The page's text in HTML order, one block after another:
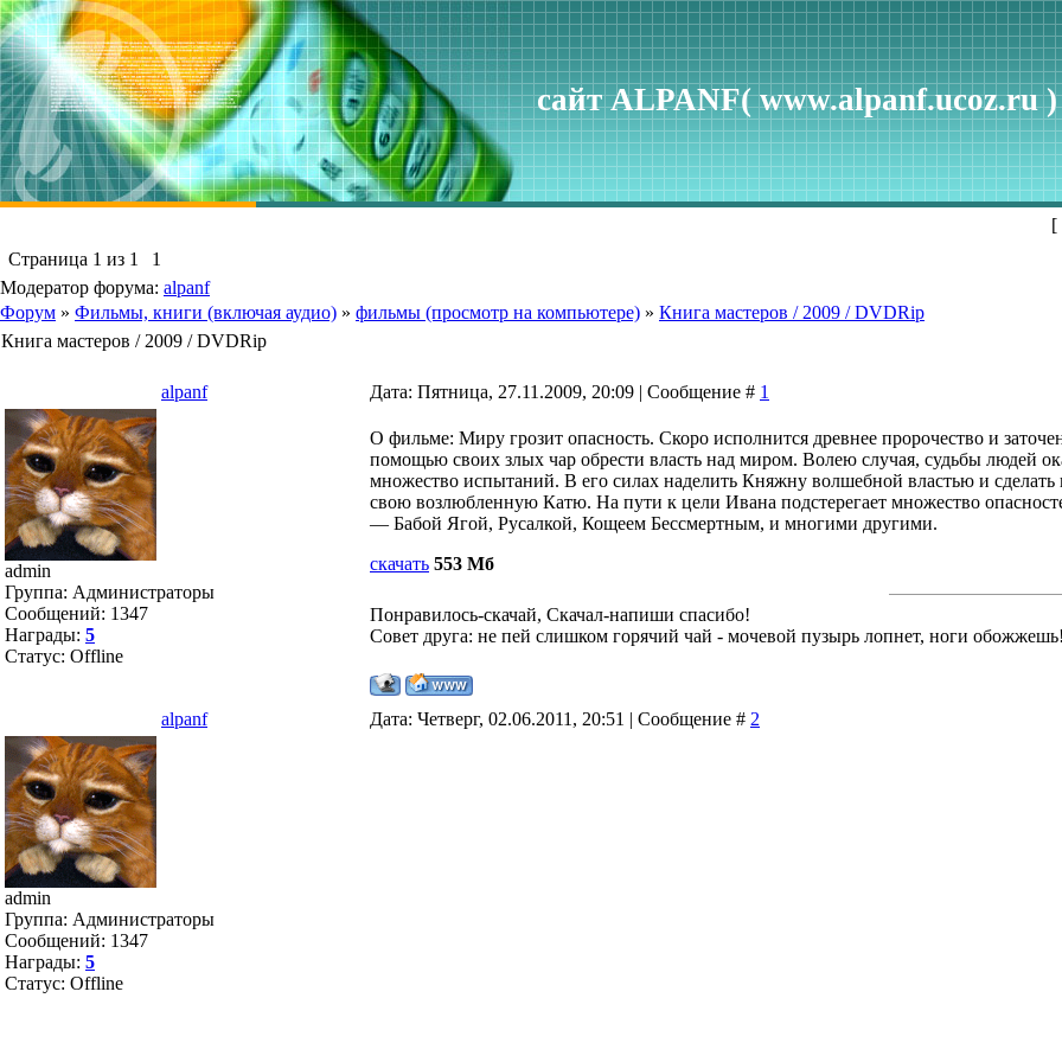
сайт ALPANF( www.alpanf.ucoz.ru )
[
Страница 1 из 1
1
Модератор форума: alpanf
Форум » Фильмы, книги (включая аудио) » фильмы (просмотр на компьютере) » Книга мастеров / 2009 / DVDRip
Книга мастеров / 2009 / DVDRip
alpanf Дата: Пятница, 27.11.2009, 20:09 | Сообщение # 1
admin
Группа: Администраторы
Сообщений: 1347
Награды: 5
Статус: Offline
О фильме: Миру грозит опасность. Скоро исполнится древнее пророчество и
помощью своих злых чар обрести власть над миром. Волею случая, судьбы людей
множество испытаний. В его силах наделить Княжну волшебной властью и
свою возлюбленную Катю. На пути к цели Ивана подстерегает множество
— Бабой Ягой, Русалкой, Кощеем Бессмертным, и многими другими.
скачать 553 Мб
Понравилось-скачай, Скачал-напиши спасибо!
Совет друга: не пей слишком горячий чай - мочевой пузырь лопнет, ноги
alpanf Дата: Четверг, 02.06.2011, 20:51 | Сообщение # 2
admin
Группа: Администраторы
Сообщений: 1347
Награды: 5
Статус: Offline